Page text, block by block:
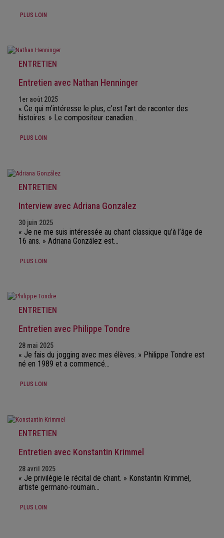
PLUS LOIN
ENTRETIEN
Entretien avec Nathan Henninger
1er août 2025
« Ce qui m’intéresse le plus, c’est l’art de raconter des
histoires. » Le compositeur canadien…
PLUS LOIN
ENTRETIEN
Interview avec Adriana Gonzalez
30 juin 2025
« Je ne me suis intéressée au chant classique qu’à l’âge de
16 ans. » Adriana González est…
PLUS LOIN
ENTRETIEN
Entretien avec Philippe Tondre
28 mai 2025
« Je fais du jogging avec mes élèves. » Philippe Tondre est
né en 1989 et a commencé…
PLUS LOIN
ENTRETIEN
Entretien avec Konstantin Krimmel
28 avril 2025
« Je privilégie le récital de chant. » Konstantin Krimmel,
artiste germano-roumain…
PLUS LOIN